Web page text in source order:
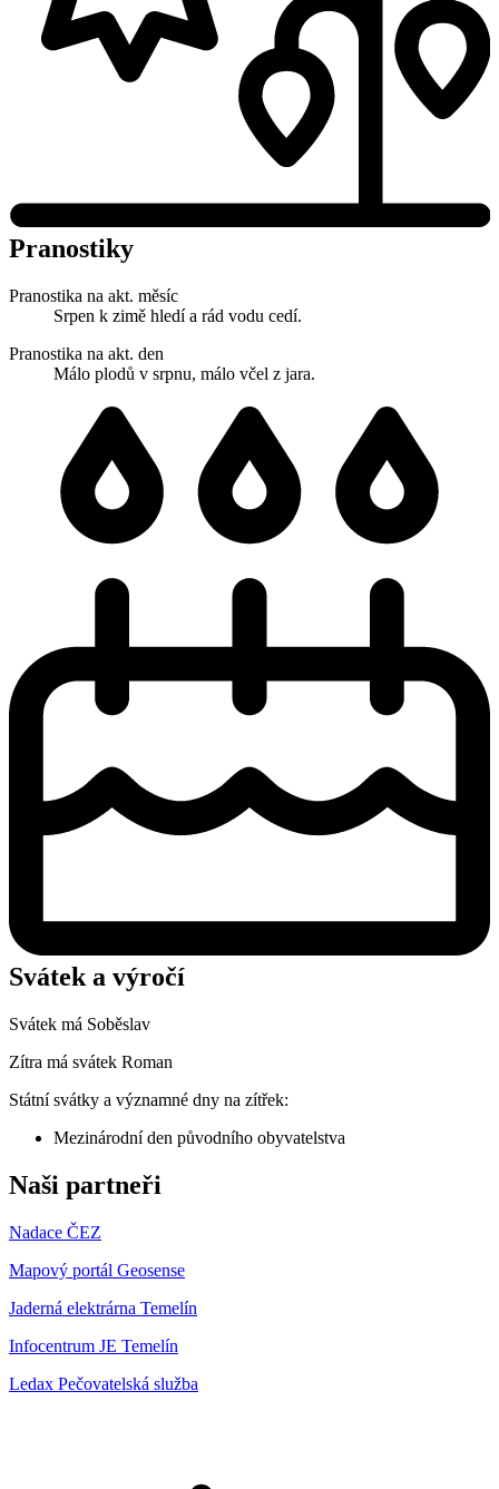
Pranostiky
Pranostika na akt. měsíc
Srpen k zimě hledí a rád vodu cedí.
Pranostika na akt. den
Málo plodů v srpnu, málo včel z jara.
Svátek a výročí
Svátek má Soběslav
Zítra má svátek Roman
Státní svátky a významné dny na zítřek:
Mezinárodní den původního obyvatelstva
Naši partneři
Nadace ČEZ
Mapový portál Geosense
Jaderná elektrárna Temelín
Infocentrum JE Temelín
Ledax Pečovatelská služba